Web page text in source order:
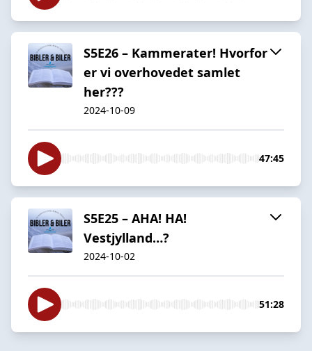
S5E26 – Kammerater! Hvorfor
er vi overhovedet samlet
her???
2024-10-09
47:45
S5E25 – AHA! HA!
Vestjylland…?
2024-10-02
51:28